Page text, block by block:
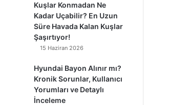
Kuşlar Konmadan Ne
Kadar Uçabilir? En Uzun
Süre Havada Kalan Kuşlar
Şaşırtıyor!
15 Haziran 2026
Hyundai Bayon Alınır mı?
Kronik Sorunlar, Kullanıcı
Yorumları ve Detaylı
İnceleme